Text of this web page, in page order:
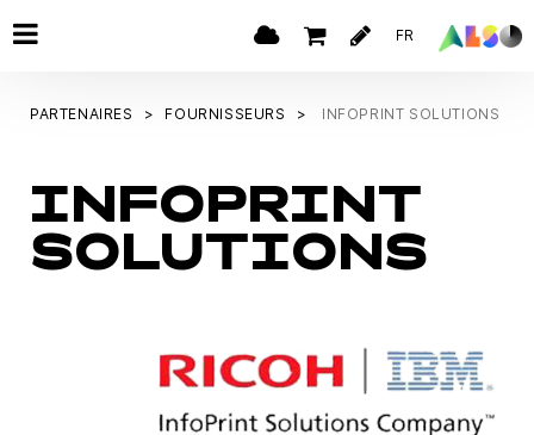
FR
PARTENAIRES FOURNISSEURS INFOPRINT SOLUTIONS
INFOPRINT
SOLUTIONS